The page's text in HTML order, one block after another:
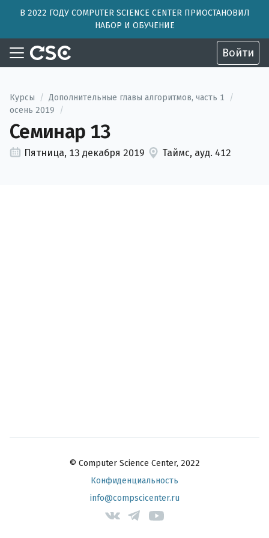
В 2022 ГОДУ COMPUTER SCIENCE CENTER ПРИОСТАНОВИЛ
НАБОР И ОБУЧЕНИЕ
Войти
Курсы / Дополнительные главы алгоритмов, часть 1
/
осень 2019
/
Семинар 13
Пятница, 13 декабря 2019 Таймс, ауд. 412
© Computer Science Center, 2022
Конфиденциальность
info@compscicenter.ru